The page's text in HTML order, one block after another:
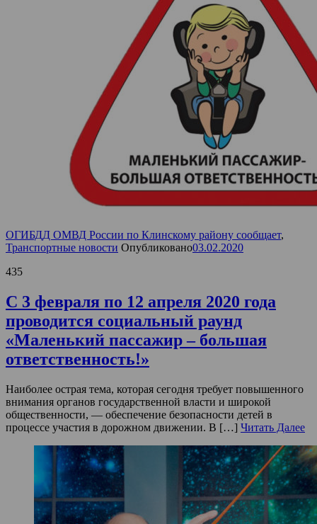
ОГИБДД ОМВД России по Клинскому району сообщает,
Транспортные новости Опубликовано03.02.2020
435
С 3 февраля по 12 апреля 2020 года
проводится социальный раунд
«Маленький пассажир – большая
ответственность!»
Наиболее острая тема, которая сегодня требует повышенного
внимания органов государственной власти и широкой
общественности, — обеспечение безопасности детей в
процессе участия в дорожном движении. В […] Читать Далее